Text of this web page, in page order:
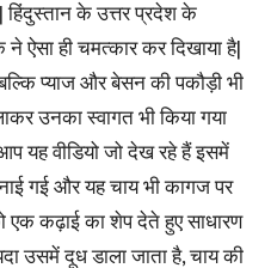
हिंदुस्तान के उत्तर प्रदेश के
ऐसा ही चमत्कार कर दिखाया है|
प्याज और बेसन की पकौड़ी भी
उनका स्वागत भी किया गया
यह वीडियो जो देख रहे हैं इसमें
गई और यह चाय भी कागज पर
एक कढ़ाई का शेप देते हुए साधारण
उसमें दूध डाला जाता है, चाय की